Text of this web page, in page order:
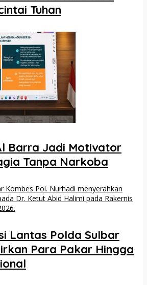
Tuhan
Barra Jadi Motivator
Tanpa Narkoba
Lantas Polda Sulbar
Para Pakar Hingga